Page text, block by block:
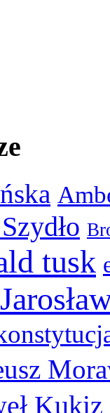
tusk
Kukiz